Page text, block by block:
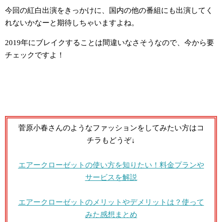
今回の紅白出演をきっかけに、国内の他の番組にも出演してく
れないかなーと期待しちゃいますよね。
2019年にブレイクすることは間違いなさそうなので、今から要
チェックですよ！
菅原小春さんのようなファッションをしてみたい方はコ
チラもどうぞ↓
エアークローゼットの使い方を知りたい！料金プランや
サービスを解説
エアークローゼットのメリットやデメリットは？使って
みた感想まとめ